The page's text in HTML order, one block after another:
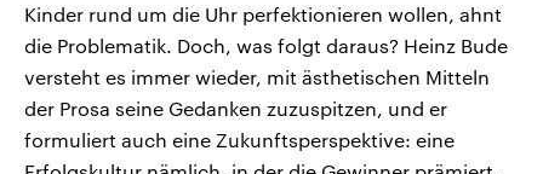
Kinder rund um die Uhr perfektionieren wollen, ahnt
die Problematik. Doch, was folgt daraus? Heinz Bude
versteht es immer wieder, mit ästhetischen Mitteln
der Prosa seine Gedanken zuzuspitzen, und er
formuliert auch eine Zukunftsperspektive: eine